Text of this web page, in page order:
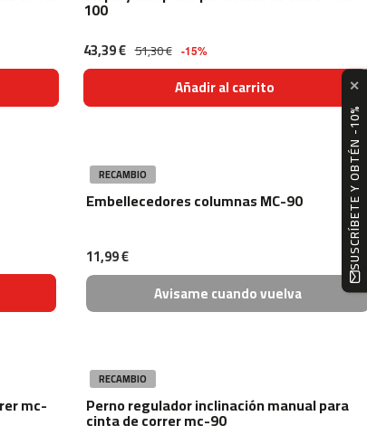
100
43,39 € 51,30 € -15%
Añadir al carrito
RECAMBIO
Embellecedores columnas MC-90
11,99 €
Avisame cuando vuelva
mc-
RECAMBIO
Perno regulador inclinación manual para
cinta de correr mc-90
✕
SUSCRÍBETE Y OBTÉN -10%